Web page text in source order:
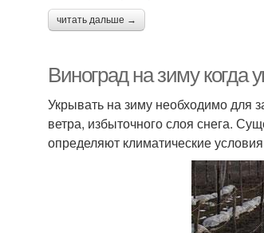
читать дальше →
Виноград на зиму когда
Укрывать на зиму необходимо для
ветра, избыточного слоя снега.
определяют климатические